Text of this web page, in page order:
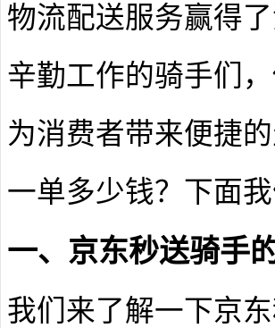
物流配送服务赢得
辛勤工作的骑手们
为消费者带来便捷
一单多少钱？下面
一、京东秒送骑手
我们来了解一下京